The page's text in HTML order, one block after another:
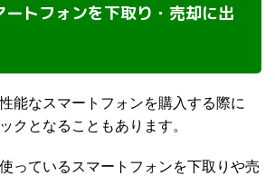
ートフォンを下取り・売却に出
能なスマートフォンを購入する際に
クとなることもあります。
っているスマートフォンを下取りや売